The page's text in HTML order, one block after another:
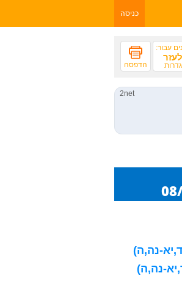
כניסה
עבור:
הדפסה
נה,ה)
נה,ה)